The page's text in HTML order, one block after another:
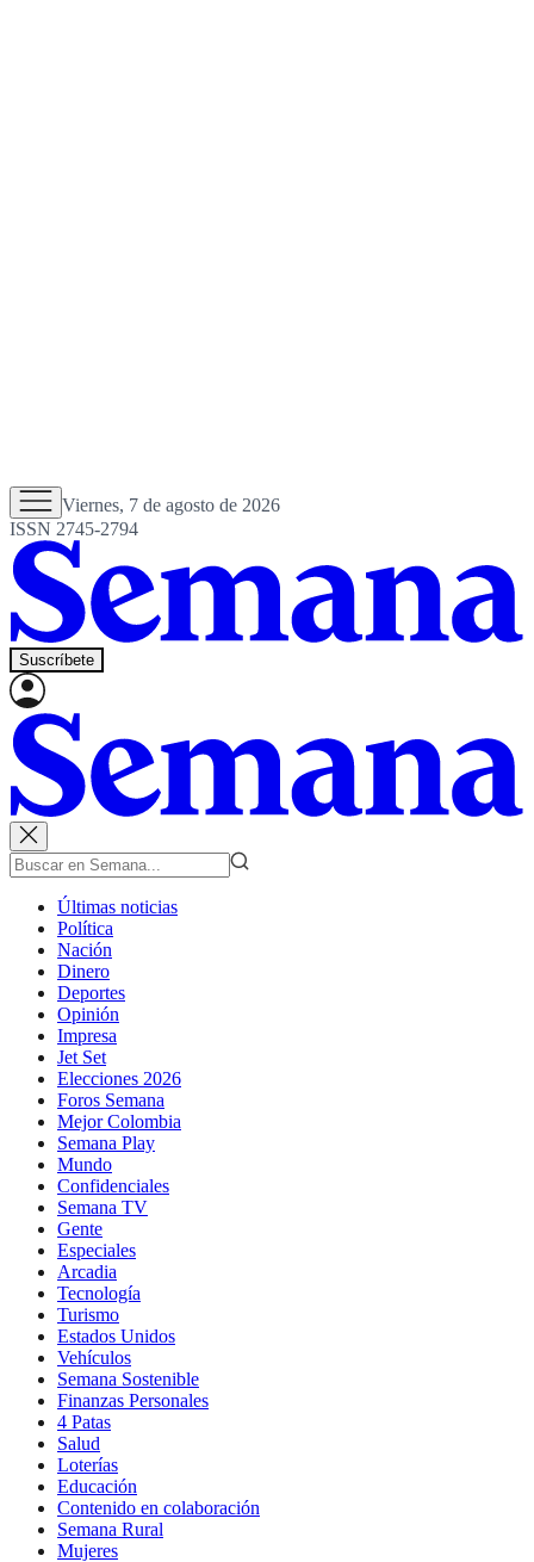
Viernes, 7 de agosto de 2026
ISSN 2745-2794
Suscríbete
Últimas noticias
Política
Nación
Dinero
Deportes
Opinión
Impresa
Jet Set
Elecciones 2026
Foros Semana
Mejor Colombia
Semana Play
Mundo
Confidenciales
Semana TV
Gente
Especiales
Arcadia
Tecnología
Turismo
Estados Unidos
Vehículos
Semana Sostenible
Finanzas Personales
4 Patas
Salud
Loterías
Educación
Contenido en colaboración
Semana Rural
Mujeres